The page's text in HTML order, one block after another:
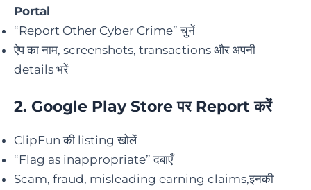
Portal
“Report Other Cyber Crime” चुनें
ऐप का नाम, screenshots, transactions और अपनी
details भरें
2. Google Play Store पर Report करें
ClipFun की listing खोलें
“Flag as inappropriate” दबाएँ
Scam, fraud, misleading earning claims,इनकी